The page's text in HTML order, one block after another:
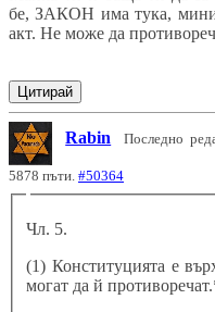
бе, ЗАКОН има тука,
акт. Не може да
Цитирай
Rabin Последно
5878 пъти. #50364
Чл. 5.
(1) Конституцията е
могат да й